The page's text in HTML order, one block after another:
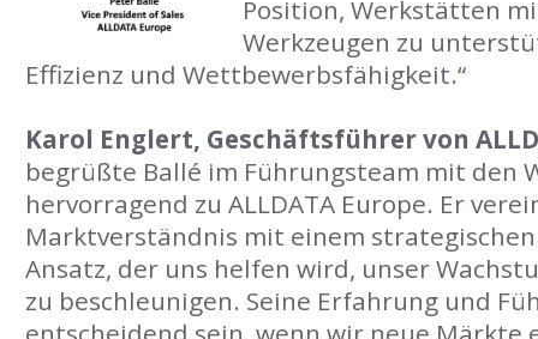
Position, Werkstätten
Werkzeugen zu
Effizienz und Wettbewerbsfähigkeit.“
Karol Englert, Geschäftsführer von
begrüßte Ballé im Führungsteam mit den
hervorragend zu ALLDATA Europe. Er
Marktverständnis mit einem
Ansatz, der uns helfen wird, unser
zu beschleunigen. Seine Erfahrung und